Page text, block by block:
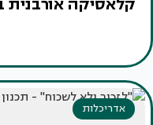
אדריכלות